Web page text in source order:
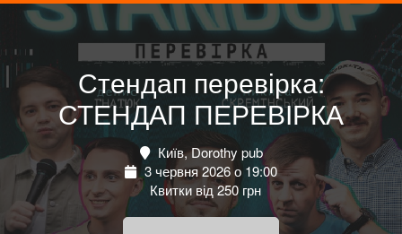
Стендап перевірка:
СТЕНДАП ПЕРЕВІРКА
Київ, Dorothy pub
3 червня 2026 о 19:00
Квитки від 250 грн